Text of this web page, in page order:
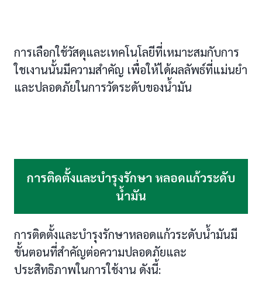
การเลือกใช้วัสดุและเทคโนโลยีที่เหมาะสมกับการ
ใชเงานนั้นมีความสำคัญ เพื่อให้ได้ผลลัพธ์ที่แม่นยำ
และปลอดภัยในการวัดระดับของน้ำมัน
การติดตั้งและบำรุงรักษา หลอดแก้วระดับ
น้ำมัน
การติดตั้งและบำรุงรักษาหลอดแก้วระดับน้ำมันมี
ขั้นตอนที่สำคัญต่อความปลอดภัยและ
ประสิทธิภาพในการใช้งาน ดังนี้: